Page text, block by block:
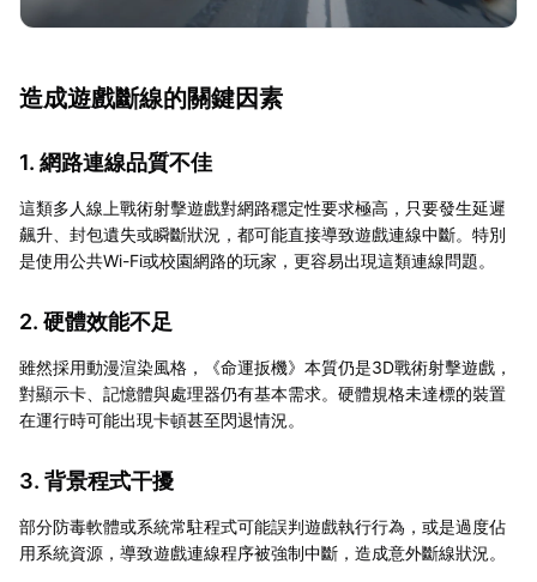
造成遊戲斷線的關鍵因素
1. 網路連線品質不佳
這類多人線上戰術射擊遊戲對網路穩定性要求極高，只要發生延遲
飆升、封包遺失或瞬斷狀況，都可能直接導致遊戲連線中斷。特別
是使用公共Wi-Fi或校園網路的玩家，更容易出現這類連線問題。
2. 硬體效能不足
雖然採用動漫渲染風格，《命運扳機》本質仍是3D戰術射擊遊戲，
對顯示卡、記憶體與處理器仍有基本需求。硬體規格未達標的裝置
在運行時可能出現卡頓甚至閃退情況。
3. 背景程式干擾
部分防毒軟體或系統常駐程式可能誤判遊戲執行行為，或是過度佔
用系統資源，導致遊戲連線程序被強制中斷，造成意外斷線狀況。